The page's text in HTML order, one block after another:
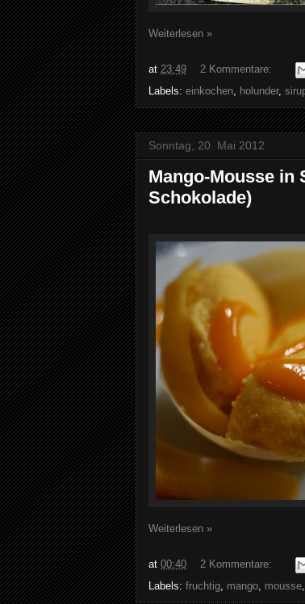
Weiterlesen »
at 23:49
2 Kommentare:
Labels: einkochen, holunder,
Sonntag, 20. Mai 2012
Mango-Mousse in
Schokolade)
Weiterlesen »
at 00:40
2 Kommentare:
Labels: fruchtig, mango, mousse,